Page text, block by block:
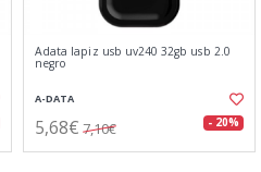
Adata lapiz usb uv240 32gb usb 2.0
negro
A-DATA
5,68€ 7,10€ - 20%